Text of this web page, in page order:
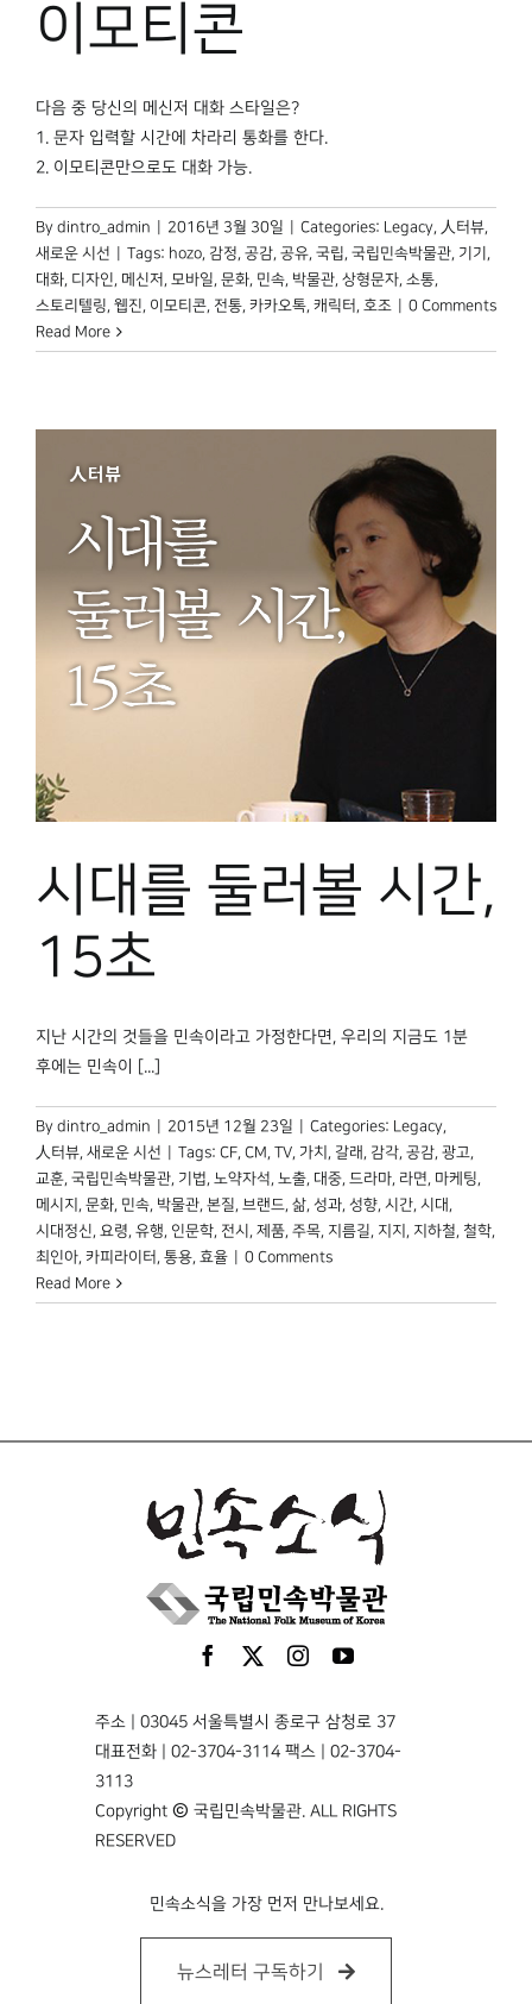
이모티콘
다음 중 당신의 메신저 대화 스타일은?
1. 문자 입력할 시간에 차라리 통화를 한다.
2. 이모티콘만으로도 대화 가능.
By dintro_admin 2016년 3월 30일 Categories: Legacy, 人터뷰,
새로운 시선
Tags: hozo, 감정, 공감, 공유, 국립, 국립민속박물관, 기기 ,
대화, 디자인, 메신저 , 모바일, 문화, 민속, 박물관, 상형문자, 소통,
스토리텔링, 웹진, 이모티콘, 전통, 카카오톡, 캐릭터 , 호조
0 Comments
Read More
시대를 둘러볼 시간,
15초
지난 시간의 것들을 민속이라고 가정한다면, 우리의 지금도 1분
후에는 민속이 [...]
By dintro_admin 2015년 12월 23일 Categories: Legacy,
人터뷰, 새로운 시선 Tags: CF, CM , TV, 가치 , 갈래 , 감각, 공감, 광고,
교훈, 국립민속박물관, 기법, 노약자석, 노출, 대중, 드라마, 라면, 마케팅,
메시지 , 문화, 민속, 박물관, 본질, 브랜드, 삶, 성과, 성향, 시간, 시대 ,
시대정신, 요령, 유행, 인문학, 전시 , 제품, 주목, 지름길, 지지 , 지하철, 철학,
최인아, 카피라이터 , 통용, 효율
0 Comments
Read More
주소 | 03045 서울특별시 종로구 삼청로 37
대표전화 | 02-3704-3114 팩스 | 02-3704-
3113
Copyright © 국립민속박물관. ALL RIGHTS
RESERVED
민속소식을 가장 먼저 만나보세요.
뉴스레터 구독하기